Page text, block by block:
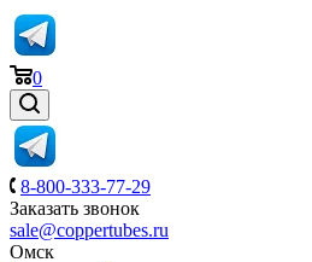
0
8-800-333-77-29
Заказать звонок
sale@coppertubes.ru
Омск